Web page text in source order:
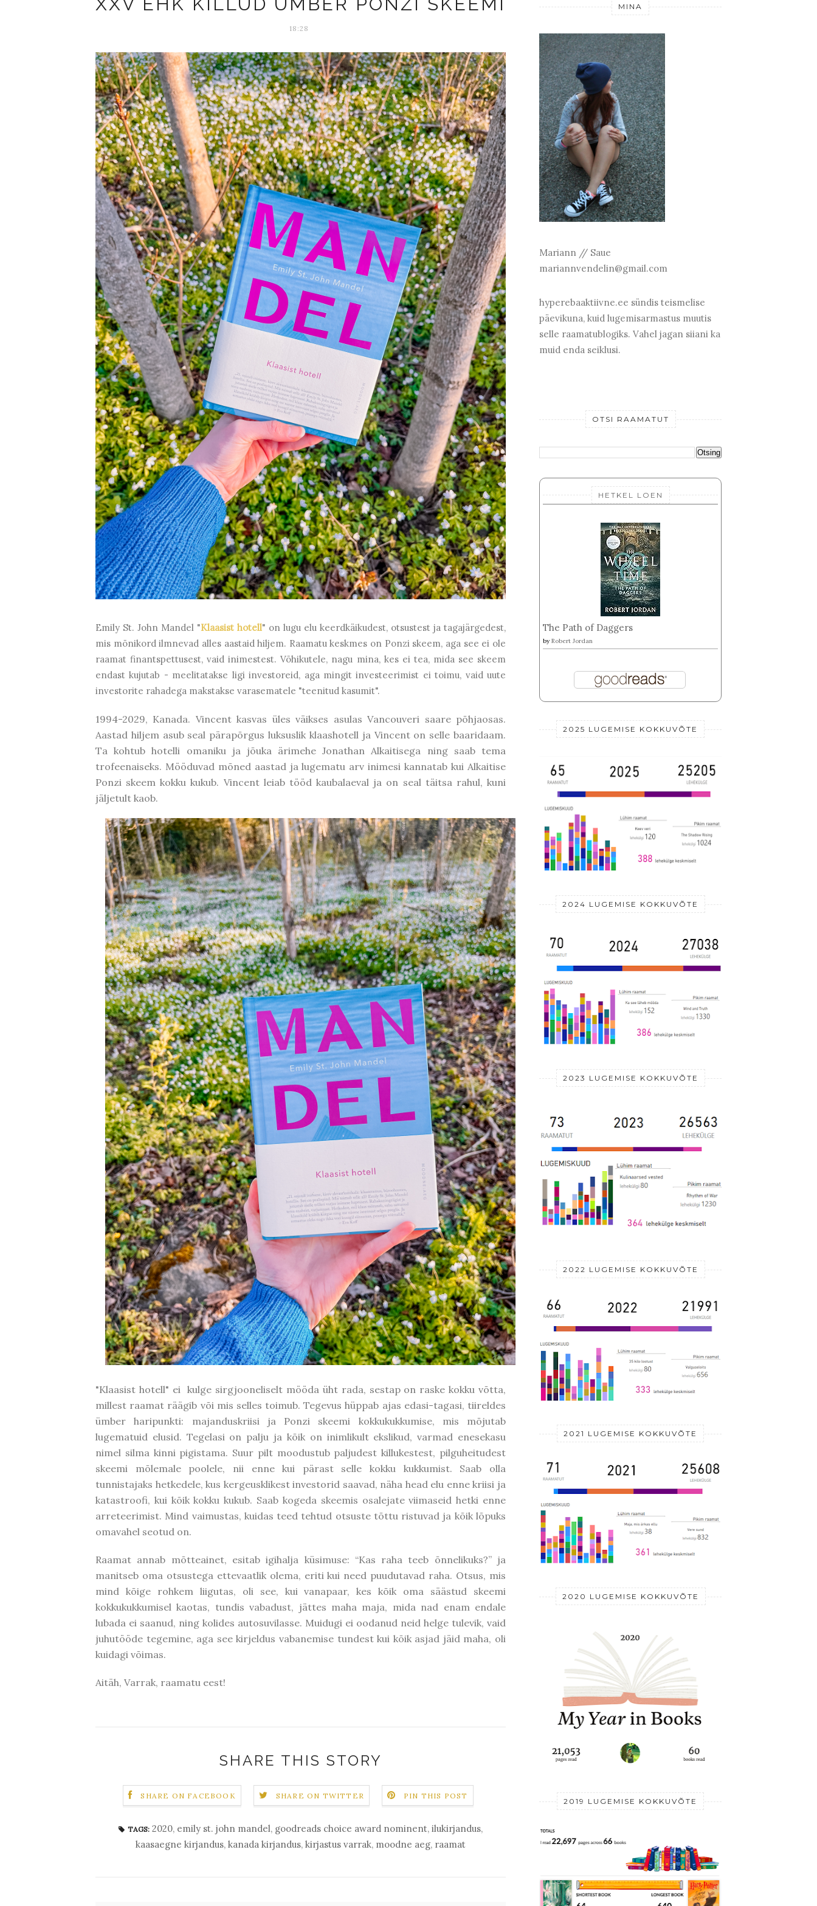
18:28
Emily St. John Mandel "Klaasist hotell" on lugu elu keerdkäikudest, otsustest ja tagajärgedest,
mis mõnikord ilmnevad alles aastaid hiljem. Raamatu keskmes on Ponzi skeem, aga see ei ole
raamat finantspettusest, vaid inimestest. Võhikutele, nagu mina, kes ei tea, mida see skeem
endast kujutab - meelitatakse ligi investoreid, aga mingit investeerimist ei toimu, vaid uute
investorite rahadega makstakse varasematele "teenitud kasumit".
1994-2029, Kanada. Vincent kasvas üles väikses asulas Vancouveri saare põhjaosas.
Aastad hiljem asub seal pärapõrgus luksuslik klaashotell ja Vincent on selle baaridaam.
Ta kohtub hotelli omaniku ja jõuka ärimehe Jonathan Alkaitisega ning saab tema
trofeenaiseks. Mööduvad mõned aastad ja lugematu arv inimesi kannatab kui Alkaitise
Ponzi skeem kokku kukub. Vincent leiab tööd kaubalaeval ja on seal täitsa rahul, kuni
jäljetult kaob.
"Klaasist hotell" ei kulge sirgjooneliselt mööda üht rada, sestap on raske kokku võtta,
millest raamat räägib või mis selles toimub. Tegevus hüppab ajas edasi-tagasi, tiireldes
ümber haripunkti: majanduskriisi ja Ponzi skeemi kokkukukkumise, mis mõjutab
lugematuid elusid. Tegelasi on palju ja kõik on inimlikult ekslikud, varmad enesekasu
nimel silma kinni pigistama. Suur pilt moodustub paljudest killukestest, pilguheitudest
skeemi mõlemale poolele, nii enne kui pärast selle kokku kukkumist. Saab olla
tunnistajaks hetkedele, kus kergeusklikest investorid saavad, näha head elu enne kriisi ja
katastroofi, kui kõik kokku kukub. Saab kogeda skeemis osalejate viimaseid hetki enne
arreteerimist. Mind vaimustas, kuidas teed tehtud otsuste tõttu ristuvad ja kõik lõpuks
omavahel seotud on.
Raamat annab mõtteainet, esitab igihalja küsimuse: “Kas raha teeb õnnelikuks?” ja
manitseb oma otsustega ettevaatlik olema, eriti kui need puudutavad raha. Otsus, mis
mind kõige rohkem liigutas, oli see, kui vanapaar, kes kõik oma säästud skeemi
kokkukukkumisel kaotas, tundis vabadust, jättes maha maja, mida nad enam endale
lubada ei saanud, ning kolides autosuvilasse. Muidugi ei oodanud neid helge tulevik, vaid
juhutööde tegemine, aga see kirjeldus vabanemise tundest kui kõik asjad jäid maha, oli
kuidagi võimas.
Aitäh, Varrak, raamatu eest!
SHARE THIS STORY
SHARE ON FACEBOOK SHARE ON TWITTER PIN THIS POST
TAGS: 2020, emily st. john mandel, goodreads choice award nominent, ilukirjandus,
kaasaegne kirjandus, kanada kirjandus, kirjastus varrak, moodne aeg, raamat
MINA
Mariann // Saue
mariannvendelin@gmail.com
hyperebaaktiivne.ee sündis teismelise
päevikuna, kuid lugemisarmastus muutis
selle raamatublogiks. Vahel jagan siiani ka
muid enda seiklusi.
OTSI RAAMATUT
HETKEL LOEN
The Path of Daggers
by Robert Jordan
2025 LUGEMISE KOKKUVÕTE
2024 LUGEMISE KOKKUVÕTE
2023 LUGEMISE KOKKUVÕTE
2022 LUGEMISE KOKKUVÕTE
2021 LUGEMISE KOKKUVÕTE
2020 LUGEMISE KOKKUVÕTE
2019 LUGEMISE KOKKUVÕTE